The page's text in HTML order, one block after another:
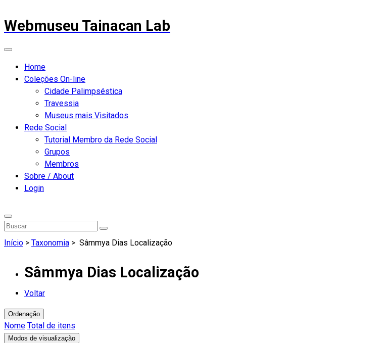
Webmuseu Tainacan Lab
Home
Coleções On-line
Cidade Palimpséstica
Travessia
Museus mais Visitados
Rede Social
Tutorial Membro da Rede Social
Grupos
Membros
Sobre / About
Login
Início > Taxonomia > Sâmmya Dias Localização
Sâmmya Dias Localização
Voltar
Ordenação
Nome Total de itens
Modos de visualização